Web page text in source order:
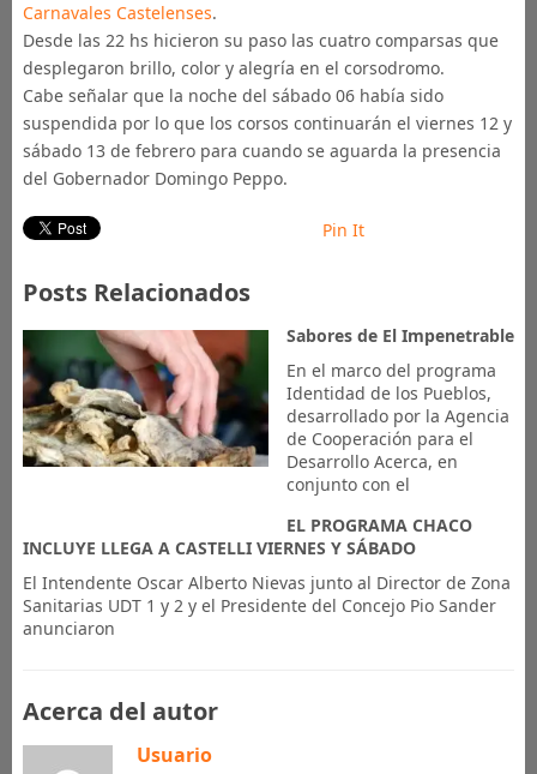
Carnavales Castelenses.
Desde las 22 hs hicieron su paso las cuatro comparsas que
desplegaron brillo, color y alegría en el corsodromo.
Cabe señalar que la noche del sábado 06 había sido
suspendida por lo que los corsos continuarán el viernes 12 y
sábado 13 de febrero para cuando se aguarda la presencia
del Gobernador Domingo Peppo.
Pin It
Posts Relacionados
Sabores de El Impenetrable
En el marco del programa
Identidad de los Pueblos,
desarrollado por la Agencia
de Cooperación para el
Desarrollo Acerca, en
conjunto con el
EL PROGRAMA CHACO
INCLUYE LLEGA A CASTELLI VIERNES Y SÁBADO
El Intendente Oscar Alberto Nievas junto al Director de Zona
Sanitarias UDT 1 y 2 y el Presidente del Concejo Pio Sander
anunciaron
Acerca del autor
Usuario